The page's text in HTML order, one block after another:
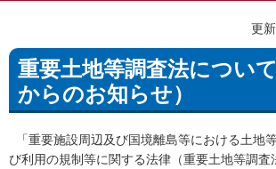
更
重要土地等調査法につい
からのお知らせ）
「重要施設周辺及び国境離島等における土地
び利用の規制等に関する法律（重要土地等調査